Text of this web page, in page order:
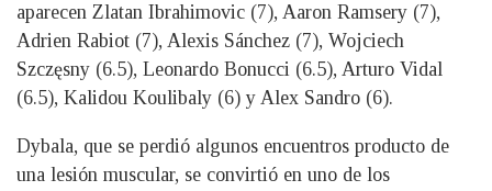
aparecen Zlatan Ibrahimovic (7), Aaron Ramsery (7),
Adrien Rabiot (7), Alexis Sánchez (7), Wojciech
Szczęsny (6.5), Leonardo Bonucci (6.5), Arturo Vidal
(6.5), Kalidou Koulibaly (6) y Alex Sandro (6).
Dybala, que se perdió algunos encuentros producto de
una lesión muscular, se convirtió en uno de los